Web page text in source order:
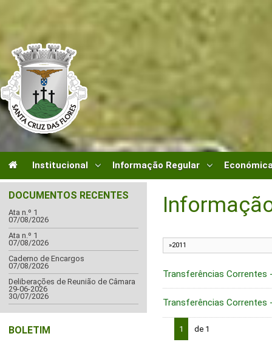
Institucional Informação Regular
DOCUMENTOS RECENTES
Ata n.º 1
07/08/2026
Ata n.º 1
07/08/2026
Caderno de Encargos
07/08/2026
Deliberações de Reunião de Câmara
29-06-2026
30/07/2026
BOLETIM
Transferências Correntes
Transferências Correntes
1 de 1